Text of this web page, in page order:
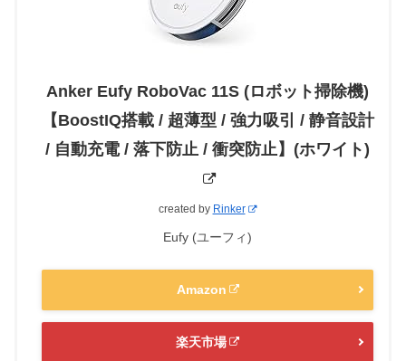
Anker Eufy RoboVac 11S (ロボット掃除機)
【BoostIQ搭載 / 超薄型 / 強力吸引 / 静音設計
/ 自動充電 / 落下防止 / 衝突防止】(ホワイト)
created by Rinker
Eufy (ユーフィ)
Amazon
楽天市場